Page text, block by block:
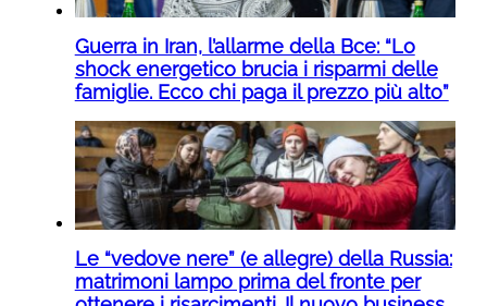
Guerra in Iran, l’allarme della Bce: “Lo
shock energetico brucia i risparmi delle
famiglie. Ecco chi paga il prezzo più alto”
Le “vedove nere” (e allegre) della Russia:
matrimoni lampo prima del fronte per